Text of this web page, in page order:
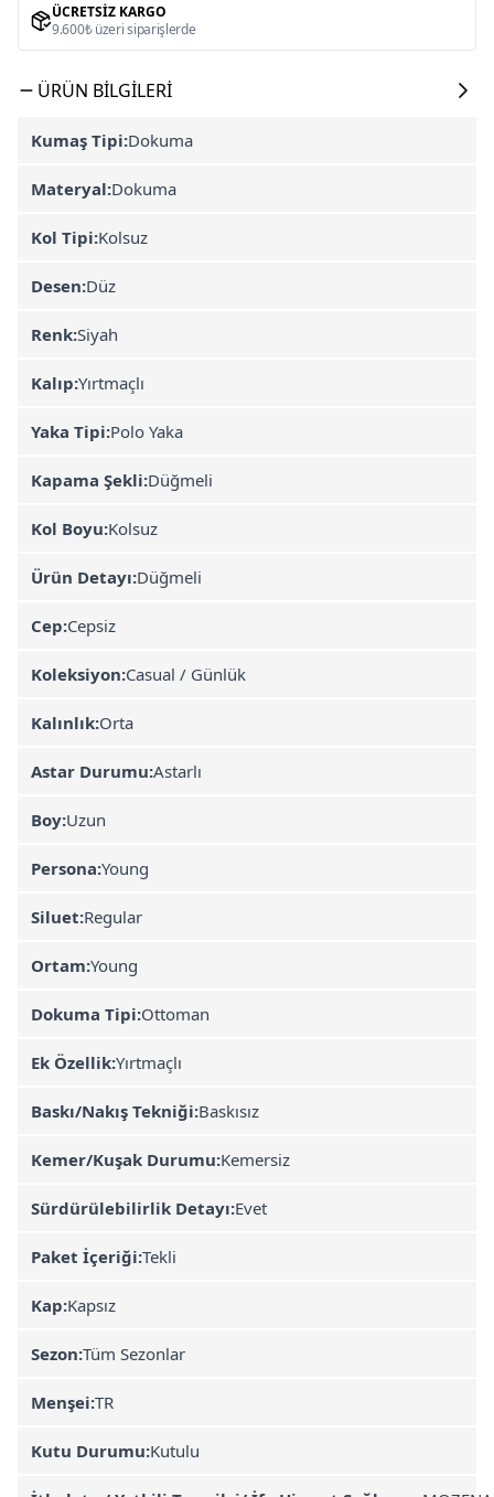
ÜCRETSIZ KARGO
9.600₺ üzeri siparişlerde
ÜRÜN BILGILERI
Kumaş Tipi:Dokuma
Materyal:Dokuma
Kol Tipi:Kolsuz
Desen:Düz
Renk:Siyah
Kalıp:Yırtmaçlı
Yaka Tipi:Polo Yaka
Kapama Şekli:Düğmeli
Kol Boyu:Kolsuz
Ürün Detayı:Düğmeli
Cep:Cepsiz
Koleksiyon:Casual / Günlük
Kalınlık:Orta
Astar Durumu:Astarlı
Boy:Uzun
Persona:Young
Siluet:Regular
Ortam:Young
Dokuma Tipi:Ottoman
Ek Özellik:Yırtmaçlı
Baskı/Nakış Tekniği:Baskısız
Kemer/Kuşak Durumu:Kemersiz
Sürdürülebilirlik Detayı:Evet
Paket İçeriği:Tekli
Kap:Kapsız
Sezon:Tüm Sezonlar
Menşei:TR
Kutu Durumu:Kutulu